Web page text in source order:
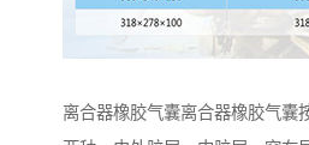
离合器橡胶气囊离合器橡胶气囊